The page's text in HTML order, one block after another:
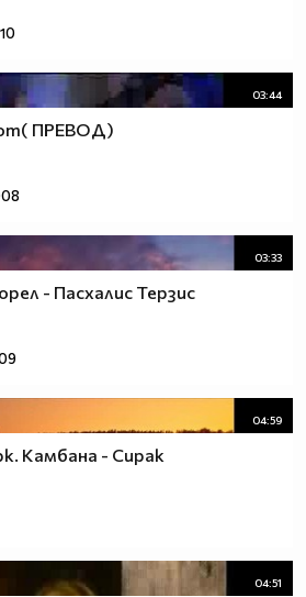
03:44
ПРЕВОД)
03:33
- Пасхалис Терзис
04:59
Камбана - Сирак
04:51